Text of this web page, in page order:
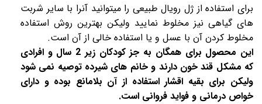
برای استفاده از ژل رویالطبیعی را میتوانید آنرا با سایر شربت
های گیاهی نیز مخلوط نمایید ولیکن بهترین روش استفاده
مخلوط کردن آن با عسل و یا استفاده خالی از آن است.
این محصول برای همگان به جز کودکان زیر 2 سال و افرادی
که مشکل قند خون دارند و خانم های شیرده توصیه نمی شود
ولیکن برای بقیه اقشار استفاده از آن بلامانع بوده و دارای
خواص درمانی و فواید فروانی است.